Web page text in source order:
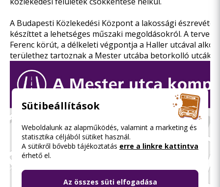
A Budapesti Közlekedési Központ a lakossági
készíttet a lehetséges műszaki megoldásokról. A
Ferenc körút, a délkeleti végpontja a Haller utcával
területhez tartoznak a Mester utcába betorkolló utcák
Sütibeállítások
Weboldalunk az alapműködés, valamint a marketing és
statisztika céljából sütiket használ.
A sütikről bővebb tájékoztatás erre a linkre kattintva
érhető el.
Az összes süti elfogadása